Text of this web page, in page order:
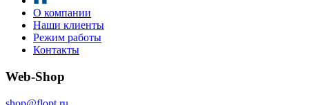
О компании
Наши клиенты
Режим работы
Контакты
Web-Shop